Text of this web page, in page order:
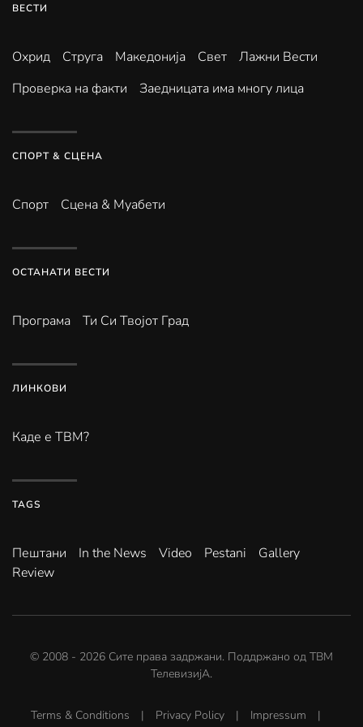
ВЕСТИ
Охрид Струга Македонија Свет
Лажни Вести
Проверка на факти
Заедницата има многу лица
СПОРТ & СЦЕНА
Спорт Сцена & Муабети
ОСТАНАТИ ВЕСТИ
Програма Ти Си Твојот Град
ЛИНКОВИ
Каде е ТВМ?
TAGS
Пештани In the News Video Pestani
Gallery
Review
© 2008 - 2026 Сите права задржани. Поддржано од ТВМ
ТелевизијА.
Terms & Conditions | Privacy Policy | Impressum |